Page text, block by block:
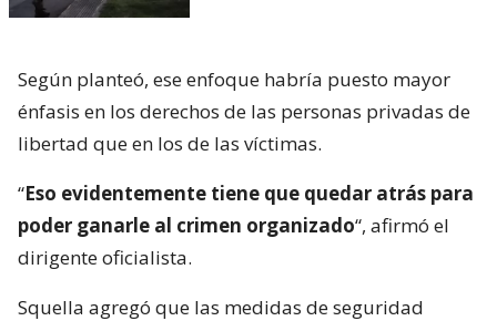
Según planteó, ese enfoque habría puesto mayor
énfasis en los derechos de las personas privadas de
libertad que en los de las víctimas.
“Eso evidentemente tiene que quedar atrás para
poder ganarle al crimen organizado“, afirmó el
dirigente oficialista.
Squella agregó que las medidas de seguridad